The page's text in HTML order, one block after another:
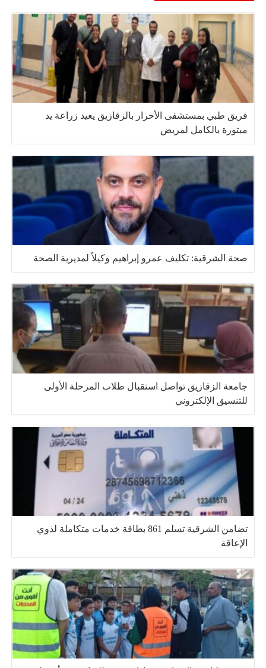
فريق طبي بمستشفى الأحرار بالزقازيق يعيد زراعة يد
مبتورة بالكامل لمريض
صحة الشرقية: تكليف عمرو إبراهيم وكيلاً لمديرية الصحة
جامعة الزقازيق تواصل استقبال طلاب المرحلة الأولى
للتنسيق الإلكتروني
تضامن الشرقية تسلم 861 بطاقة خدمات متكاملة لذوي
الإعاقة